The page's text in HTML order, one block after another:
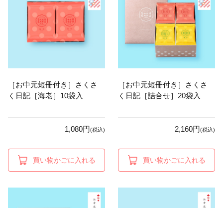
［お中元短冊付き］さくさ
く日記［海老］10袋入
1,080円(税込)
買い物かごに入れる
［お中元短冊付き］さくさ
く日記［詰合せ］20袋入
2,160円(税込)
買い物かごに入れる